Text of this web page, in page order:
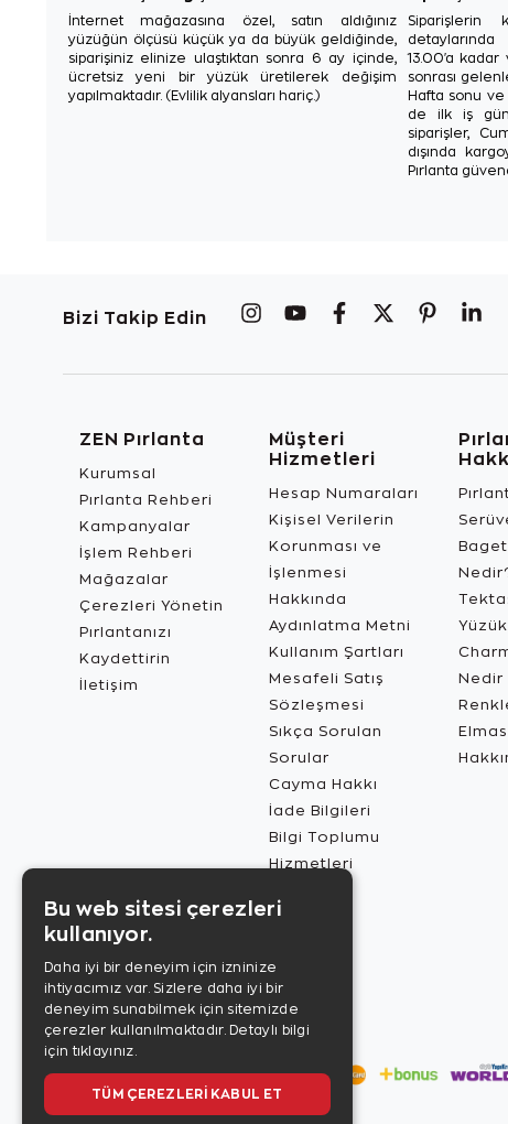
İnternet mağazasına özel, satın aldığınız
yüzüğün ölçüsü küçük ya da büyük geldiğinde,
siparişiniz elinize ulaştıktan sonra 6 ay içinde,
ücretsiz yeni bir yüzük üretilerek değişim
yapılmaktadır. (Evlilik alyansları hariç.)
Siparişlerin
13.00'a kadar
sonrası
Hafta sonu
de ilk iş
siparişler,
dışında
Pırlanta
Bizi Takip Edin
ZEN Pırlanta
Kurumsal
Pırlanta Rehberi
Kampanyalar
İşlem Rehberi
Mağazalar
Çerezleri Yönetin
Pırlantanızı
Kaydettirin
İletişim
Müşteri
Hizmetleri
Hesap Numaraları
Kişisel Verilerin
Korunması ve
İşlenmesi
Hakkında
Aydınlatma Metni
Kullanım Şartları
Mesafeli Satış
Sözleşmesi
Sıkça Sorulan
Sorular
Cayma Hakkı
İade Bilgileri
Bilgi Toplumu
Hizmetleri
Baget
Yüzük
Nedir
Bu web sitesi çerezleri
kullanıyor.
Daha iyi bir deneyim için izninize
ihtiyacımız var. Sizlere daha iyi bir
deneyim sunabilmek için sitemizde
çerezler kullanılmaktadır. Detaylı bilgi
için tıklayınız.
TÜM ÇEREZLERI KABUL ET